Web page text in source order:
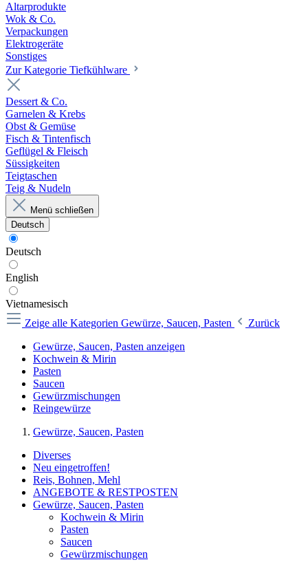
Altarprodukte
Wok & Co.
Verpackungen
Elektrogeräte
Sonstiges
Zur Kategorie Tiefkühlware
Dessert & Co.
Garnelen & Krebs
Obst & Gemüse
Fisch & Tintenfisch
Geflügel & Fleisch
Süssigkeiten
Teigtaschen
Teig & Nudeln
Menü schließen
Deutsch
Deutsch
English
Vietnamesisch
Zeige alle Kategorien Gewürze, Saucen, Pasten
Zurück
Gewürze, Saucen, Pasten anzeigen
Kochwein & Mirin
Pasten
Saucen
Gewürzmischungen
Reingewürze
Gewürze, Saucen, Pasten
Diverses
Neu eingetroffen!
Reis, Bohnen, Mehl
ANGEBOTE & RESTPOSTEN
Gewürze, Saucen, Pasten
Kochwein & Mirin
Pasten
Saucen
Gewürzmischungen